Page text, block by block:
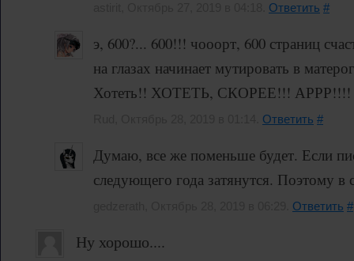
Ответить #
э, 600?... 600!!! чооорт, 600 страниц
на глазах начинает мутировать в
Хотеть!! ХОТЕТЬ, СКОРЕЕ!!!
Ответить #
Думаю, все же поменьше будет. Если
следующего года затянутся. Поэтому
Ответить #
Ну хорошо....